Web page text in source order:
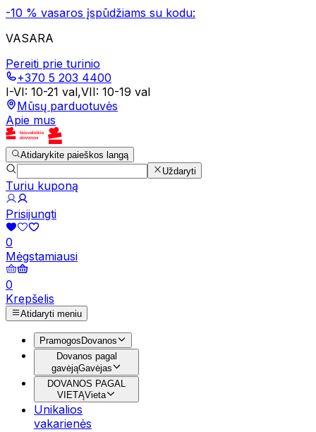
-10 % vasaros įspūdžiams su kodu:
VASARA
Pereiti prie turinio
+370 5 203 4400
I-VI: 10-21 val,VII: 10-19 val
Mūsų parduotuvės
Apie mus
Atidarykite paieškos langą
Uždaryti
Turiu kuponą
Prisijungti
0
Mėgstamiausi
0
Krepšelis
Atidaryti meniu
Pramogos Dovanos
Dovanos pagal
gavėjąGavėjas
DOVANOS PAGAL
VIETĄVieta
Unikalios
vakarienės